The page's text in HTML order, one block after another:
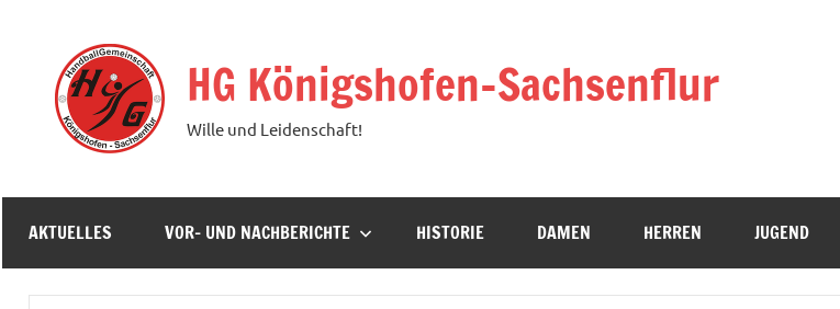
springen
HG Königshofen-Sachsenflur
Wille und Leidenschaft!
AKTUELLES VOR- UND NACHBERICHTE HISTORIE DAMEN HERREN JUGEND